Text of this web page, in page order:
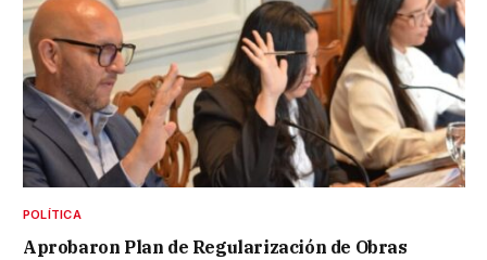
POLÍTICA
Aprobaron Plan de Regularización de Obras